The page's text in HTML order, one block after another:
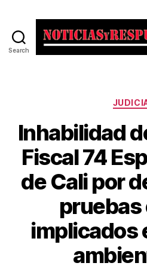
Search
Inhabilidad
Fiscal 74
de Cali por
pruebas
implicados